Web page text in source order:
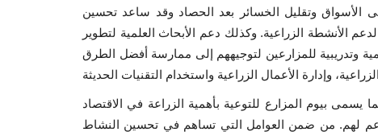
الأسواق وتقليل الخسائر بعد الحصاد وقد ساعد تحسين
الأنشطة الزراعية. وكذلك دعم الأبحاث العلمية لتطوير
وتدريبية للمزارعين لتوجيههم إلى ممارسة أفضل الطرق
من كل العام فيما يسمى بيوم المزارع للتوعية بأهمية الزراعة في الاقتصاد
الدعم لهم. من ضمن العوامل التي تساهم في تحسين النشاط